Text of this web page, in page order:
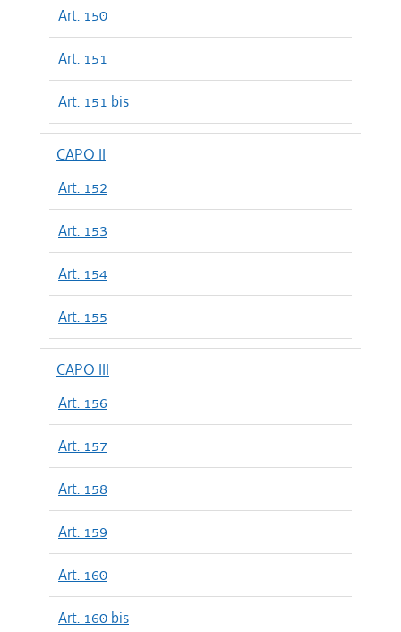
Art. 150
Art. 151
Art. 151 bis
CAPO II
Art. 152
Art. 153
Art. 154
Art. 155
CAPO III
Art. 156
Art. 157
Art. 158
Art. 159
Art. 160
Art. 160 bis